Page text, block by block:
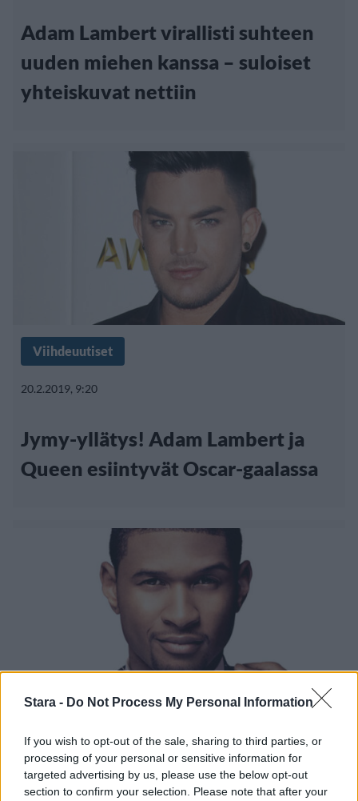
Stara - Do Not Process My Personal Information
If you wish to opt-out of the sale, sharing to third parties, or
processing of your personal or sensitive information for
targeted advertising by us, please use the below opt-out
section to confirm your selection. Please note that after your
Adam Lambert virallisti suhteen
uuden miehen kanssa – suloiset
yhteiskuvat nettiin
Viihdeuutiset
20.2.2019, 9:20
Jymy-yllätys! Adam Lambert ja
Queen esiintyvät Oscar-gaalassa
4.1.2019, 13:20